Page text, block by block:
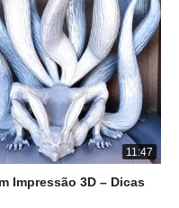
11:47
Impressão 3D – Dicas